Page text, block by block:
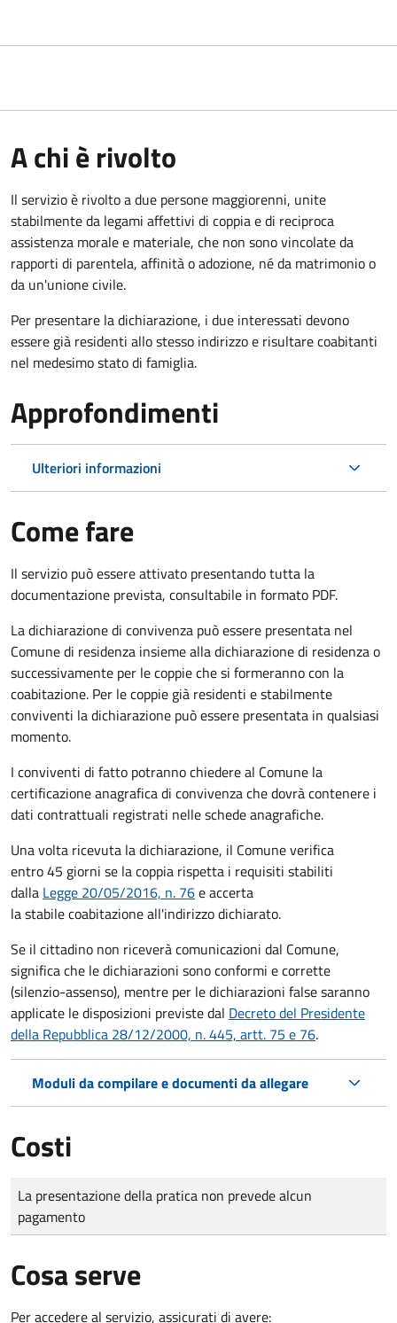
A chi è rivolto
Il servizio è rivolto a due persone maggiorenni, unite
stabilmente da legami affettivi di coppia e di reciproca
assistenza morale e materiale, che non sono vincolate da
rapporti di parentela, affinità o adozione, né da matrimonio o
da un'unione civile.
Per presentare la dichiarazione, i due interessati devono
essere già residenti allo stesso indirizzo e risultare coabitanti
nel medesimo stato di famiglia.
Approfondimenti
Ulteriori informazioni
Come fare
Il servizio può essere attivato presentando tutta la
documentazione prevista, consultabile in formato PDF.
La dichiarazione di convivenza può essere presentata nel
Comune di residenza insieme alla dichiarazione di residenza o
successivamente per le coppie che si formeranno con la
coabitazione. Per le coppie già residenti e stabilmente
conviventi la dichiarazione può essere presentata in qualsiasi
momento.
I conviventi di fatto potranno chiedere al Comune la
certificazione anagrafica di convivenza che dovrà contenere i
dati contrattuali registrati nelle schede anagrafiche.
Una volta ricevuta la dichiarazione, il Comune verifica
entro 45 giorni se la coppia rispetta i requisiti stabiliti
dalla Legge 20/05/2016, n. 76e accerta
la stabile coabitazione all'indirizzo dichiarato.
Se il cittadino non riceverà comunicazioni dal Comune,
significa che le dichiarazioni sono conformi e corrette
(silenzio-assenso), mentre per le dichiarazioni false saranno
applicate le disposizioni previste dal Decreto del Presidente
della Repubblica 28/12/2000, n. 445, artt. 75 e 76.
Moduli da compilare e documenti da allegare
Costi
Tipo di pagamento
Importo
La presentazione della pratica non prevede alcun
pagamento
Cosa serve
Per accedere al servizio, assicurati di avere: